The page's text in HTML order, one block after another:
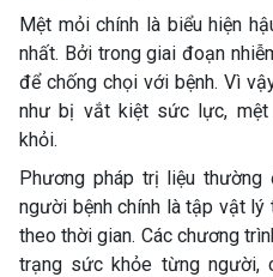
Mệt mỏi chính là biểu hiện
nhất. Bởi trong giai đoạn
để chống chọi với bệnh. Vì
như bị vắt kiệt sức lực, mệt
khỏi.
Phương pháp trị liệu
người bệnh chính là tập vật
theo thời gian. Các chương
trạng sức khỏe từng người,